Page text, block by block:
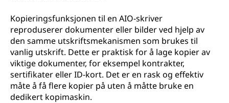
Kopieringsfunksjonen til en AIO-skriver
reproduserer dokumenter eller bilder ved hjelp av
den samme utskriftsmekanismen som brukes til
vanlig utskrift. Dette er praktisk for å lage kopier av
viktige dokumenter, for eksempel kontrakter,
sertifikater eller ID-kort. Det er en rask og effektiv
måte å få flere kopier på uten å måtte bruke en
dedikert kopimaskin.